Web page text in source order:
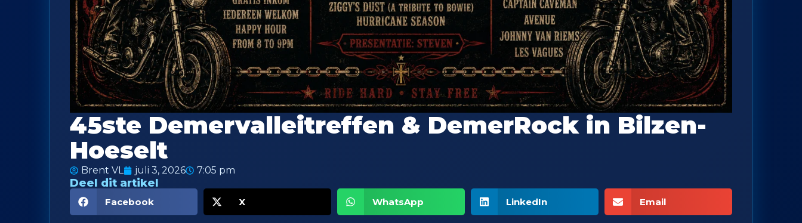
45ste Demervalleitreffen & DemerRock in Bilzen-
Hoeselt
Brent VL juli 3, 2026 7:05 pm
Deel dit artikel
Facebook X WhatsApp LinkedIn Email